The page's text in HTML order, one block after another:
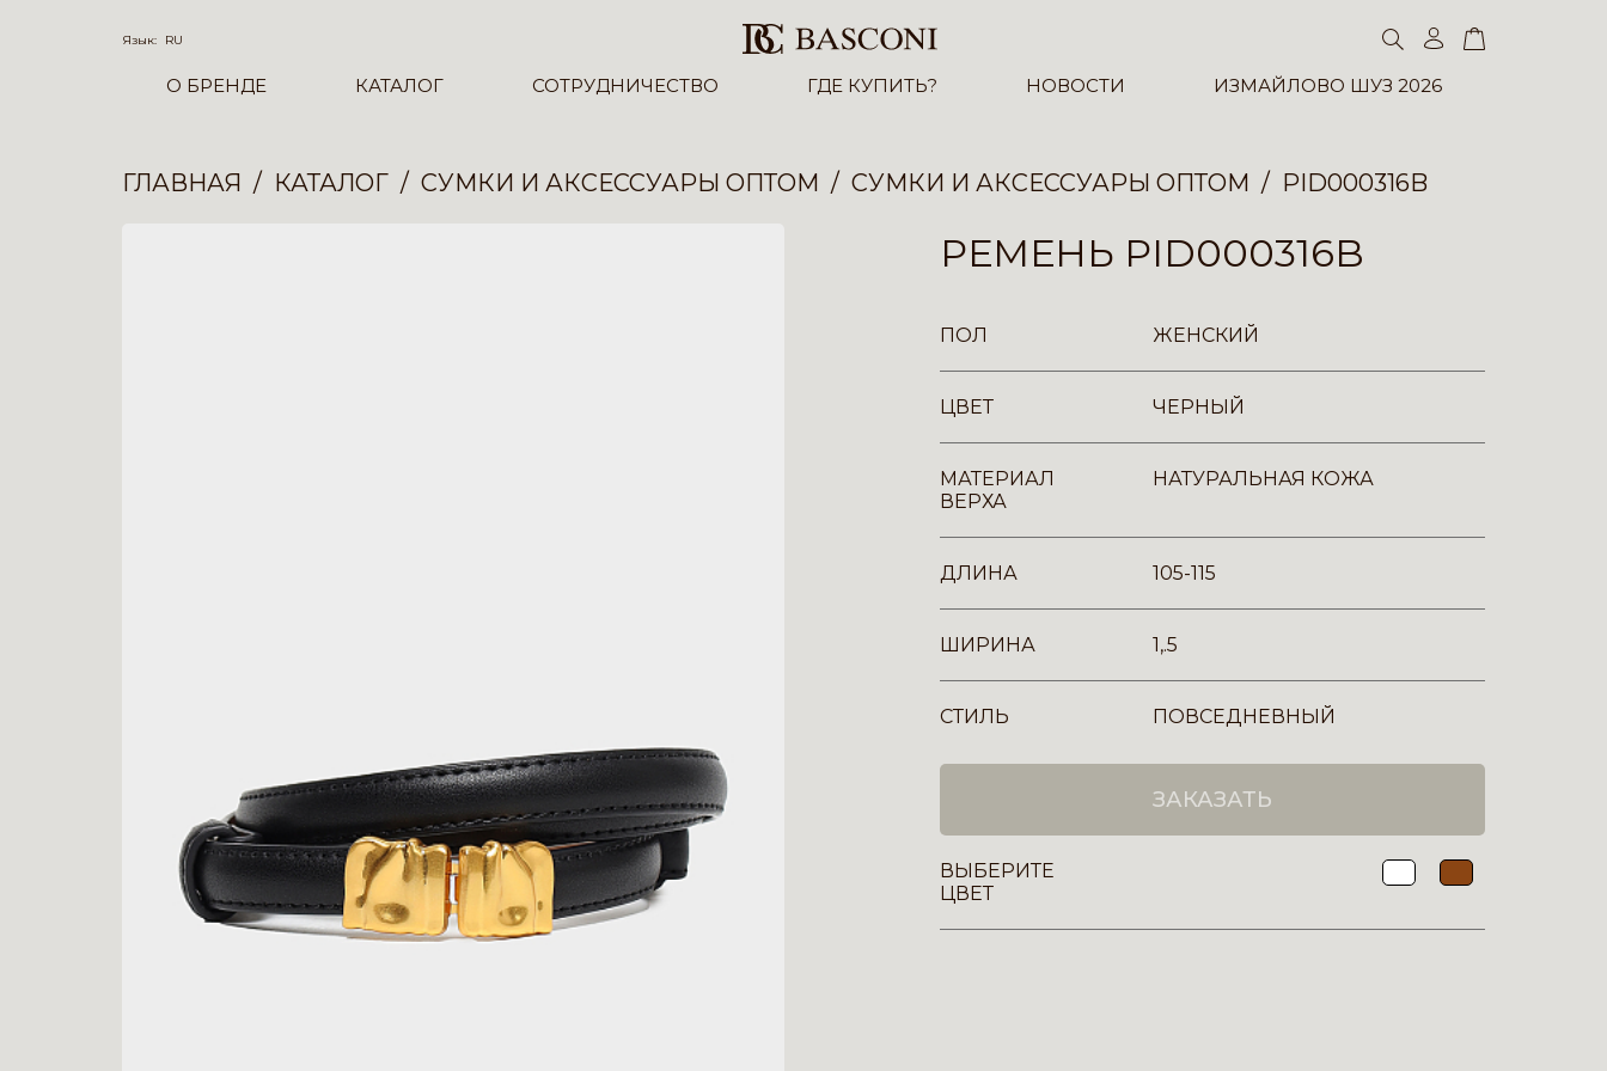
Язык: RU
О БРЕНДЕ КАТАЛОГ СОТРУДНИЧЕСТВО ГДЕ КУПИТЬ? НОВОСТИ ИЗМАЙЛОВО ШУЗ 2026
ГЛАВНАЯ КАТАЛОГ СУМКИ И АКСЕССУАРЫ ОПТОМ СУМКИ И АКСЕССУАРЫ ОПТОМ PID000316B
РЕМЕНЬ PID000316B
ПОЛ ЖЕНСКИЙ
ЦВЕТ ЧЕРНЫЙ
МАТЕРИАЛ
ВЕРХА
НАТУРАЛЬНАЯ КОЖА
ДЛИНА 105-115
ШИРИНА 1,.5
СТИЛЬ ПОВСЕДНЕВНЫЙ
ЗАКАЗАТЬ
ВЫБЕРИТЕ
ЦВЕТ